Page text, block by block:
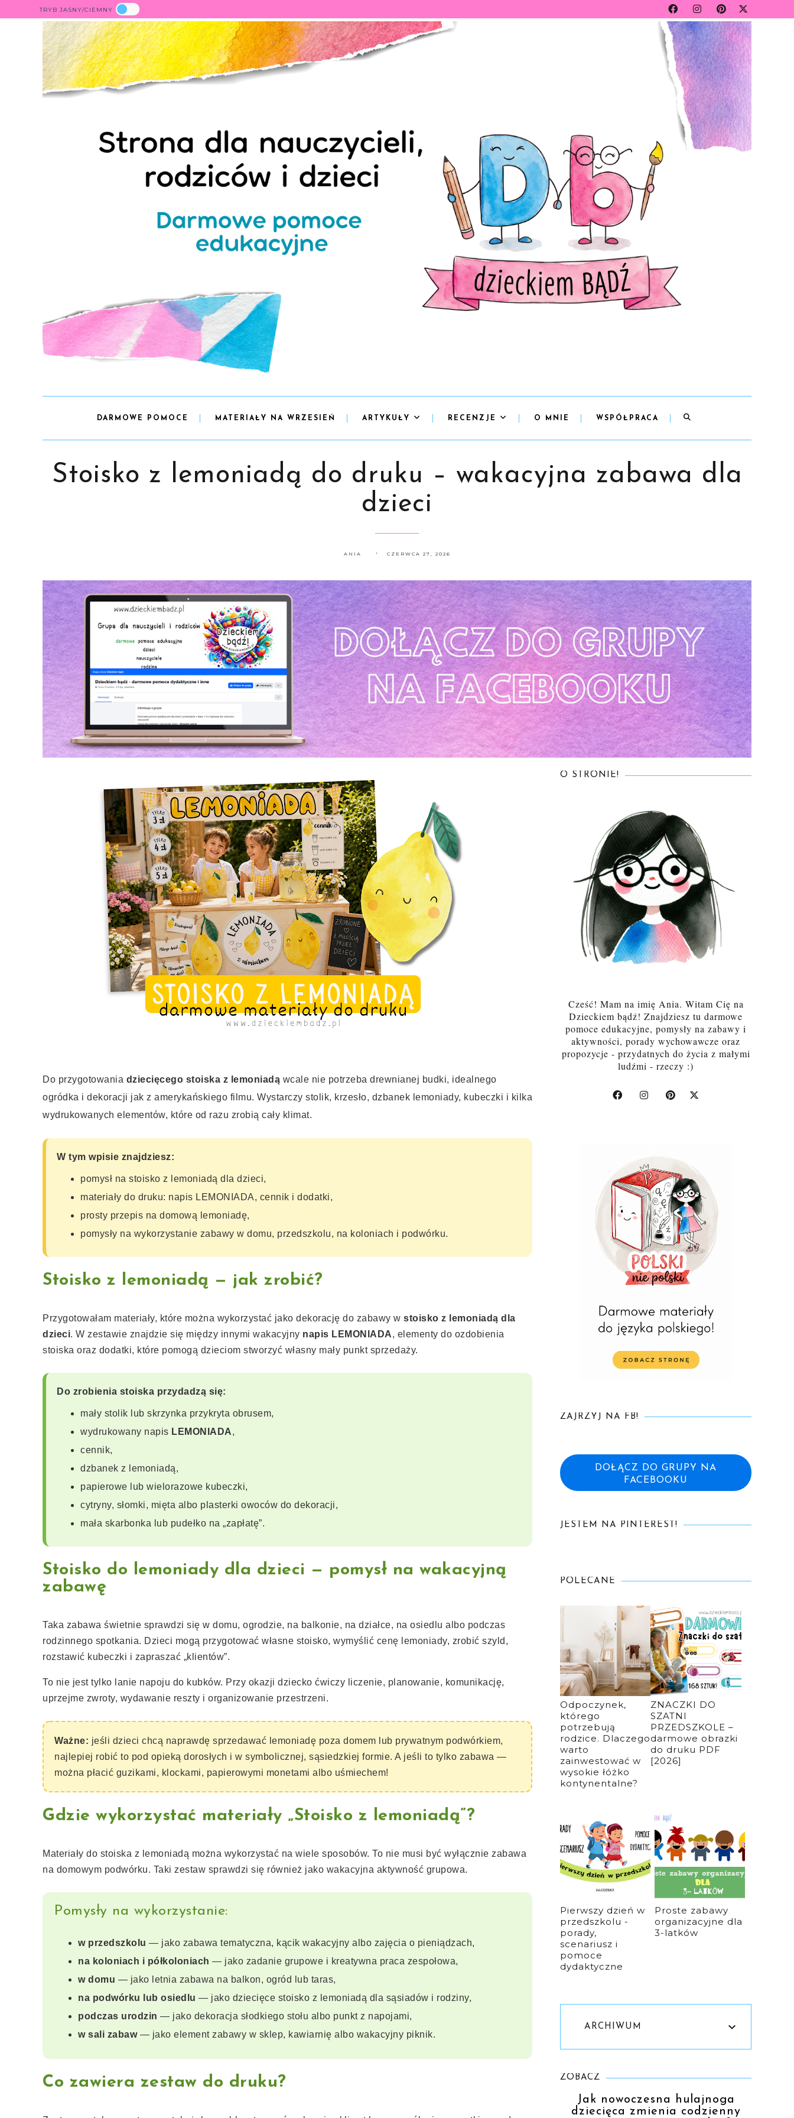
TRYB JASNY/CIEMNY
DARMOWE POMOCE MATERIAŁY NA WRZESIEŃ ARTYKUŁY RECENZJE O MNIE WSPÓŁPRACA
Stoisko z lemoniadą do druku – wakacyjna zabawa dla
dzieci
ANIA CZERWCA 27, 2026
Do przygotowania dziecięcego stoiska z lemoniadą wcale nie potrzeba drewnianej budki, idealnego
ogródka i dekoracji jak z amerykańskiego filmu. Wystarczy stolik, krzesło, dzbanek lemoniady, kubeczki i kilka
wydrukowanych elementów, które od razu zrobią cały klimat.
W tym wpisie znajdziesz:
pomysł na stoisko z lemoniadą dla dzieci,
materiały do druku: napis LEMONIADA, cennik i dodatki,
prosty przepis na domową lemoniadę,
pomysły na wykorzystanie zabawy w domu, przedszkolu, na koloniach i podwórku.
Stoisko z lemoniadą — jak zrobić?
Przygotowałam materiały, które można wykorzystać jako dekorację do zabawy w stoisko z lemoniadą dla
dzieci. W zestawie znajdzie się między innymi wakacyjny napis LEMONIADA, elementy do ozdobienia
stoiska oraz dodatki, które pomogą dzieciom stworzyć własny mały punkt sprzedaży.
Do zrobienia stoiska przydadzą się:
mały stolik lub skrzynka przykryta obrusem,
wydrukowany napis LEMONIADA,
cennik,
dzbanek z lemoniadą,
papierowe lub wielorazowe kubeczki,
cytryny, słomki, mięta albo plasterki owoców do dekoracji,
mała skarbonka lub pudełko na „zapłatę”.
Stoisko do lemoniady dla dzieci — pomysł na wakacyjną
zabawę
Taka zabawa świetnie sprawdzi się w domu, ogrodzie, na balkonie, na działce, na osiedlu albo podczas
rodzinnego spotkania. Dzieci mogą przygotować własne stoisko, wymyślić cenę lemoniady, zrobić szyld,
rozstawić kubeczki i zapraszać „klientów”.
To nie jest tylko lanie napoju do kubków. Przy okazji dziecko ćwiczy liczenie, planowanie, komunikację,
uprzejme zwroty, wydawanie reszty i organizowanie przestrzeni.
Ważne: jeśli dzieci chcą naprawdę sprzedawać lemoniadę poza domem lub prywatnym podwórkiem,
najlepiej robić to pod opieką dorosłych i w symbolicznej, sąsiedzkiej formie. A jeśli to tylko zabawa —
można płacić guzikami, klockami, papierowymi monetami albo uśmiechem!
Gdzie wykorzystać materiały „Stoisko z lemoniadą”?
Materiały do stoiska z lemoniadą można wykorzystać na wiele sposobów. To nie musi być wyłącznie zabawa
na domowym podwórku. Taki zestaw sprawdzi się również jako wakacyjna aktywność grupowa.
Pomysły na wykorzystanie:
w przedszkolu — jako zabawa tematyczna, kącik wakacyjny albo zajęcia o pieniądzach,
na koloniach i półkoloniach — jako zadanie grupowe i kreatywna praca zespołowa,
w domu — jako letnia zabawa na balkon, ogród lub taras,
na podwórku lub osiedlu — jako dziecięce stoisko z lemoniadą dla sąsiadów i rodziny,
podczas urodzin — jako dekoracja słodkiego stołu albo punkt z napojami,
w sali zabaw— jako element zabawy w sklep, kawiarnię albo wakacyjny piknik.
Co zawiera zestaw do druku?
O STRONIE!
Cześć! Mam na imię Ania. Witam Cię na
Dzieckiem bądź! Znajdziesz tu darmowe
pomoce edukacyjne, pomysły na zabawy i
aktywności, porady wychowawcze oraz
propozycje - przydatnych do życia z małymi
ludźmi - rzeczy :)
ZAJRZYJ NA FB!
DOŁĄCZ DO GRUPY NA
FACEBOOKU
JESTEM NA PINTEREST!
POLECANE
Odpoczynek,
którego
potrzebują
rodzice. Dlaczego
warto
zainwestować w
wysokie łóżko
kontynentalne?
ZNACZKI DO
SZATNI
PRZEDSZKOLE –
darmowe obrazki
do druku PDF
[2026]
Pierwszy dzień w
przedszkolu -
porady,
scenariusz i
pomoce
dydaktyczne
Proste zabawy
organizacyjne dla
3-latków
ARCHIWUM
ZOBACZ
Jak nowoczesna hulajnoga
dziecięca zmienia codzienny